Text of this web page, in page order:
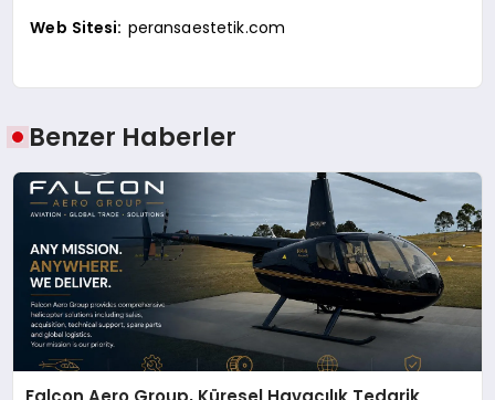
Web Sitesi: peransaestetik.com
Benzer Haberler